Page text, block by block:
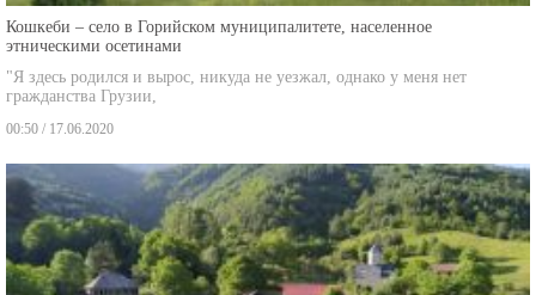
Кошкеби – село в Горийском муниципалитете, населенное
этническими осетинами
"Я здесь родился и вырос, никуда не уезжал, однако у меня нет
гражданства Грузии,
00:50 / 17.06.2020